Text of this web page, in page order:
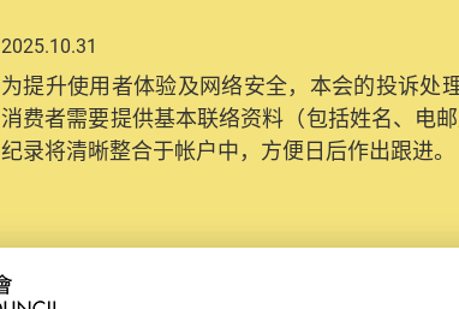
2025.10.31
为提升使用者体验及网络安全，本会的投诉处
消费者需要提供基本联络资料（包括姓名、电
纪录将清晰整合于帐户中，方便日后作出跟进。